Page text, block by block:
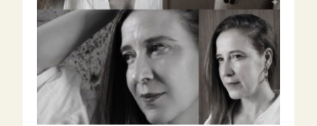
Urban
Audio
Heroes
Μικρές
ιστορίες